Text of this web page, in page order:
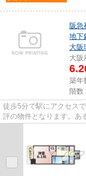
阪急
地下
大阪
大阪
築年
階数
徒歩5分で駅にアクセス
評の物件となります。あ